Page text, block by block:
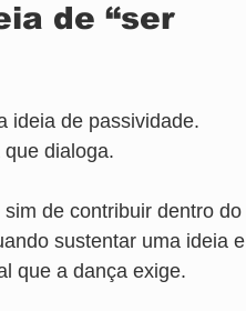
de “ser
ideia de passividade.
dialoga.
de contribuir dentro do
sustentar uma ideia e
que a dança exige.